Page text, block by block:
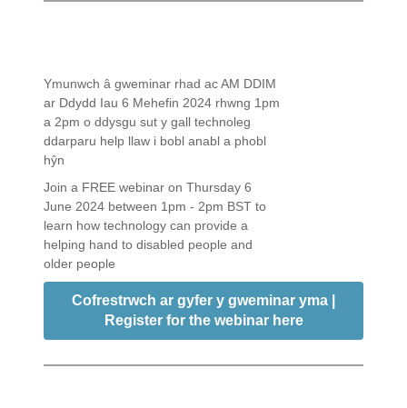
Ymunwch â gweminar rhad ac AM DDIM
ar Ddydd Iau 6 Mehefin 2024 rhwng 1pm
a 2pm o ddysgu sut y gall technoleg
ddarparu help llaw i bobl anabl a phobl
hŷn
Join a FREE webinar on Thursday 6
June 2024 between 1pm - 2pm BST to
learn how technology can provide a
helping hand to disabled people and
older people
Cofrestrwch ar gyfer y gweminar yma |
Register for the webinar here